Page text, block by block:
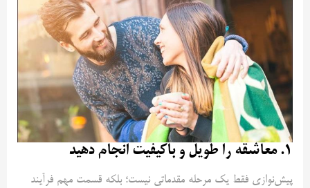
۱. معاشقه را طویل و باکیفیت انجام دهید
پیش‌نوازی فقط یک مرحله مقدماتی نیست؛ بلکه قسمت مهم فرآیند